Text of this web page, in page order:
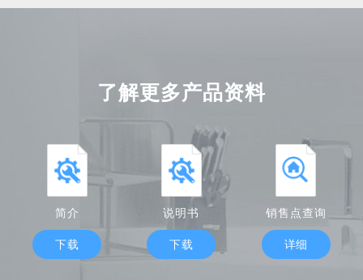
了解更多产品资料
简介
下载
说明书
下载
销售点查询
详细